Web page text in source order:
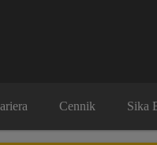
Cennik Sika